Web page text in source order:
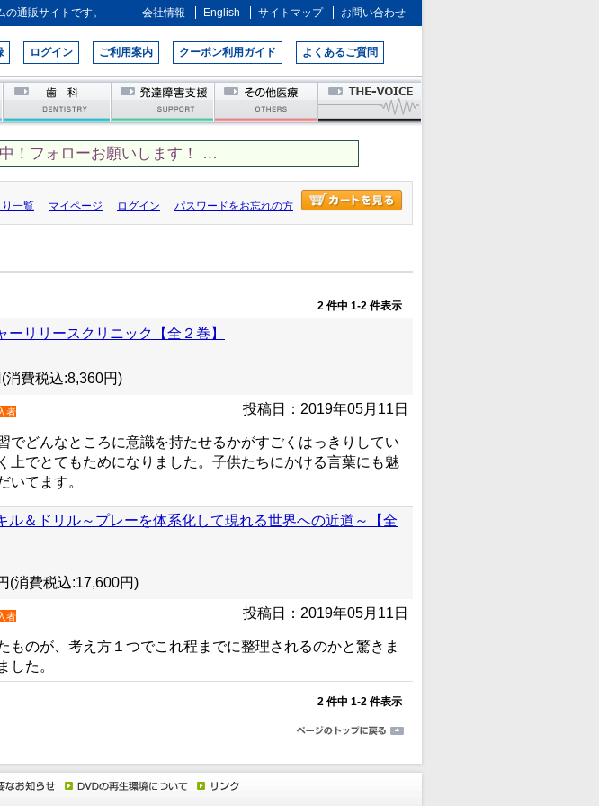
通販サイトです。 会社情報 English サイトマップ お問い合わせ
ログイン ご利用案内 クーポン利用ガイド よくあるご質問
！フォローお願いします！ …
一覧 マイページ ログイン パスワードをお忘れの方
2 件中 1-2 件表示
ーリリースクリニック【全２巻】
(消費税込:8,360円)
投稿日：2019年05月11日
者
でどんなところに意識を持たせるかがすごくはっきりしてい
上でとてもためになりました。子供たちにかける言葉にも魅
いてます。
ル＆ドリル～プレーを体系化して現れる世界への近道～【全
(消費税込:17,600円)
投稿日：2019年05月11日
者
ものが、考え方１つでこれ程までに整理されるのかと驚きま
した。
2 件中 1-2 件表示